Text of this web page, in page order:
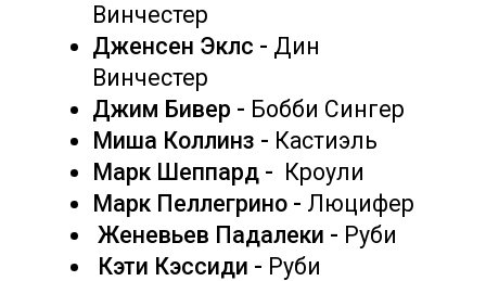
Винчестер
Дженсен Эклс - Дин
Винчестер
Джим Бивер - Бобби Сингер
Миша Коллинз - Кастиэль
Марк Шеппард - Кроули
Марк Пеллегрино - Люцифер
Женевьев Падалеки - Руби
Кэти Кэссиди - Руби